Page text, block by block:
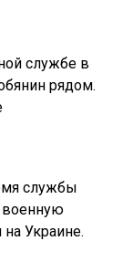
службе в
рядом.
службы
военную
Украине.